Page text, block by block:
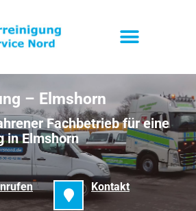
– Elmshorn
Fachbetrieb für eine
in Elmshorn
Kontakt